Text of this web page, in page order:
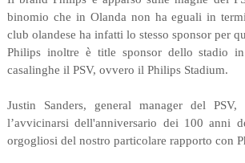
binomio che in Olanda non ha eguali in
club olandese ha infatti lo stesso sponsor per
Philips inoltre è title sponsor dello stadio
casalinghe il PSV, ovvero il Philips Stadium.
Justin Sanders, general manager del
l’avvicinarsi dell'anniversario dei 100 anni
orgogliosi del nostro particolare rapporto con